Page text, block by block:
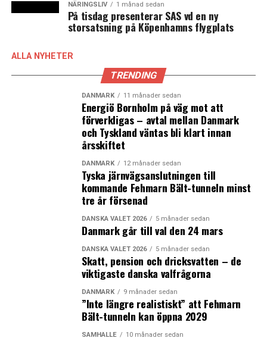
NÄRINGSLIV 1 månad sedan
På tisdag presenterar SAS vd en ny
storsatsning på Köpenhamns flygplats
ALLA NYHETER
TRENDING
DANMARK 11 månader sedan
Energiö Bornholm på väg mot att
förverkligas – avtal mellan Danmark
och Tyskland väntas bli klart innan
årsskiftet
DANMARK 12 månader sedan
Tyska järnvägsanslutningen till
kommande Fehmarn Bält-tunneln minst
tre år försenad
DANSKA VALET 2026 5 månader sedan
Danmark går till val den 24 mars
DANSKA VALET 2026 5 månader sedan
Skatt, pension och dricksvatten – de
viktigaste danska valfrågorna
DANMARK 9 månader sedan
”Inte längre realistiskt” att Fehmarn
Bält-tunneln kan öppna 2029
SAMHÄLLE 10 månader sedan